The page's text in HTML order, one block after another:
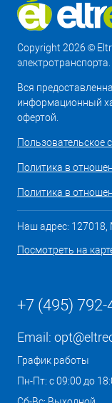
Copyright 2026 ©
Вся
информационный
офертой.
Пользовательское
Политика в
Политика в
Наш адрес: 127018,
Посмотреть на
+7 (495) 792-
Email:
График работы
Пн-Пт: с 09:00 до